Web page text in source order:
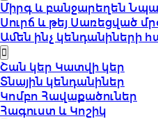
Միրգ և բանջարեղեն
Սուրճ և թեյ Սառեցված
Ամեն ինչ կենդանիների
Շան կեր Կատվի կեր
Տնային կենդանիներ
Կոմբո Հավաքածուներ
Հագուստ և Կոշիկ